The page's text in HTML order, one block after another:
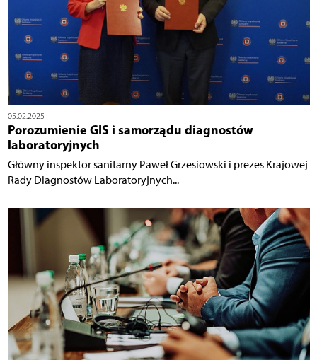
05.02.2025
Porozumienie GIS i samorządu diagnostów
laboratoryjnych
Główny inspektor sanitarny Paweł Grzesiowski i prezes Krajowej
Rady Diagnostów Laboratoryjnych...